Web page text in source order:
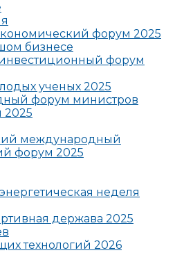
форум 2025
бизнесе
форум
ученых 2025
форум министров
2025
международный
форум 2025
неделя
держава 2025
технологий 2026